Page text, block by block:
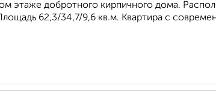
этаже добротного кирпичного дома.
62,3/34,7/9,6 кв.м. Квартира с